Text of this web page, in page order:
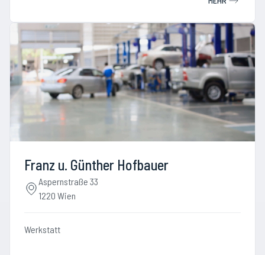
Franz u. Günther Hofbauer
Aspernstraße 33
1220 Wien
Werkstatt